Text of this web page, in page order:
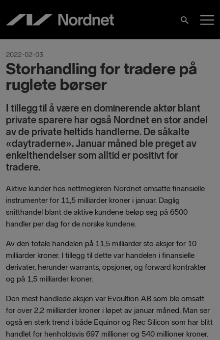
content
Search
2022-02-03
Storhandling for tradere på
ruglete børser
I tillegg til å være en dominerende aktør blant
private sparere har også Nordnet en stor andel
av de private heltids handlerne. De såkalte
«daytraderne». Januar måned ble preget av
enkelthendelser som alltid er positivt for
tradere.
Aktive kunder hos nettmegleren Nordnet omsatte finansielle
instrumenter for 11,5 milliarder kroner i januar. Daglig
snitthandel blant de aktive kundene beløp seg på 6500
handler per dag for de norske kundene.
Av den totale handelen på 11,5 milliarder sto aksjer for 10
milliarder kroner. I tillegg til dette var handelen i finansielle
derivater, herunder warrants, opsjoner, og forward kontrakter
og på 1,5 milliarder kroner.
Den mest handlede aksjen var Evoultion AB som ble omsatt
for over 2,2 miilliarder kroner i løpet av januar måned. Man ser
også en sterk trend i både Equinor og Rec Silicon som har blitt
handlet for henholdsvis 697 millioner og 540 millioner kroner.